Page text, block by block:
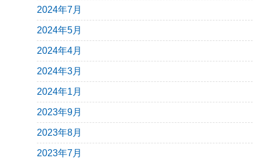
2024年7月
2024年5月
2024年4月
2024年3月
2024年1月
2023年9月
2023年8月
2023年7月